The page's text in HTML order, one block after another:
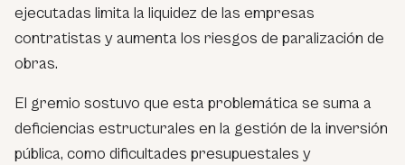
ejecutadas limita la liquidez de las empresas
contratistas y aumenta los riesgos de paralización de
obras.
El gremio sostuvo que esta problemática se suma a
deficiencias estructurales en la gestión de la inversión
pública, como dificultades presupuestales y